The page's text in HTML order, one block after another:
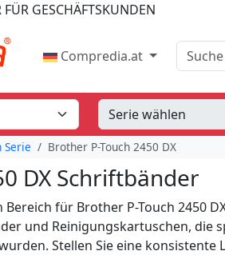
FÜR GESCHÄFTSKUNDEN
Compredia.at Suche
Serie Brother P-Touch 2450 DX
DX Schriftbänder
für Brother P-Touch 2450
und Reinigungskartuschen, die
Stellen Sie eine konsistente